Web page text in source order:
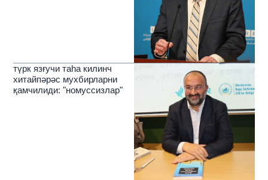
түрк язғучи таһа килинч
хитайпәрәс мухбирларни
қамчилиди: "номуссизлар"